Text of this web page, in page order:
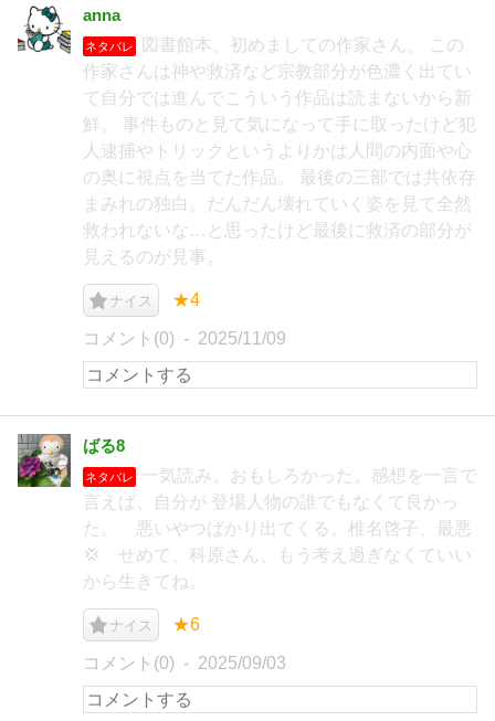
anna
ネタバレ
図書館本。初めましての作家さん。 この
作家さんは神や救済など宗教部分が色濃く出てい
て自分では進んでこういう作品は読まないから新
鮮。 事件ものと見て気になって手に取ったけど犯
人逮捕やトリックというよりかは人間の内面や心
の奥に視点を当てた作品。 最後の三部では共依存
まみれの独白。だんだん壊れていく姿を見て全然
救われないな…と思ったけど最後に救済の部分が
見えるのが見事。
ナイス ★4
コメント(0) 2025/11/09
ばる8
ネタバレ
一気読み。おもしろかった。感想を一言で
言えば、自分が 登場人物の誰でもなくて良かっ
た。 悪いやつばかり出てくる。椎名啓子、最悪
💢 せめて、科原さん、もう考え過ぎなくていい
から生きてね。
ナイス ★6
コメント(0) 2025/09/03